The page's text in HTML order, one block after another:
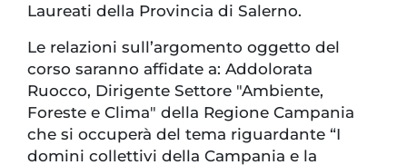
Laureati della Provincia di Salerno.
Le relazioni sull’argomento oggetto del
corso saranno affidate a: Addolorata
Ruocco, Dirigente Settore "Ambiente,
Foreste e Clima" della Regione Campania
che si occuperà del tema riguardante “I
domini collettivi della Campania e la